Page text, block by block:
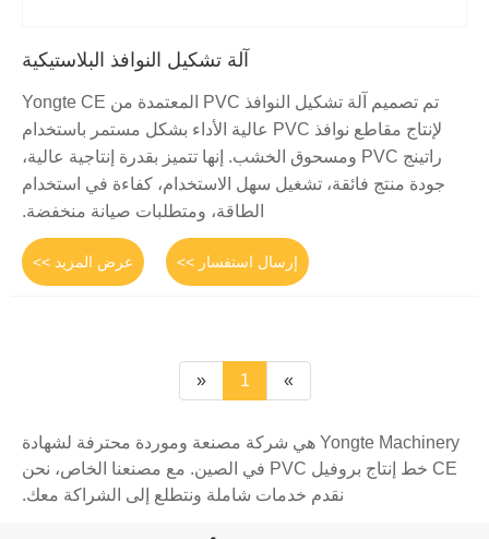
آلة تشكيل النوافذ البلاستيكية
تم تصميم آلة تشكيل النوافذ PVC المعتمدة من Yongte CE
لإنتاج مقاطع نوافذ PVC عالية الأداء بشكل مستمر باستخدام
راتينج PVC ومسحوق الخشب. إنها تتميز بقدرة إنتاجية عالية،
جودة منتج فائقة، تشغيل سهل الاستخدام، كفاءة في استخدام
الطاقة، ومتطلبات صيانة منخفضة.
عرض المزيد >> إرسال استفسار >>
« 1 »
Yongte Machinery هي شركة مصنعة وموردة محترفة لشهادة
CE خط إنتاج بروفيل PVC في الصين. مع مصنعنا الخاص، نحن
نقدم خدمات شاملة ونتطلع إلى الشراكة معك.